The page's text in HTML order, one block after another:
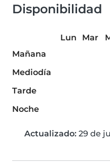
Disponibilidad
Lun Mar
Mañana
Mediodía
Tarde
Noche
Actualizado: 29 de